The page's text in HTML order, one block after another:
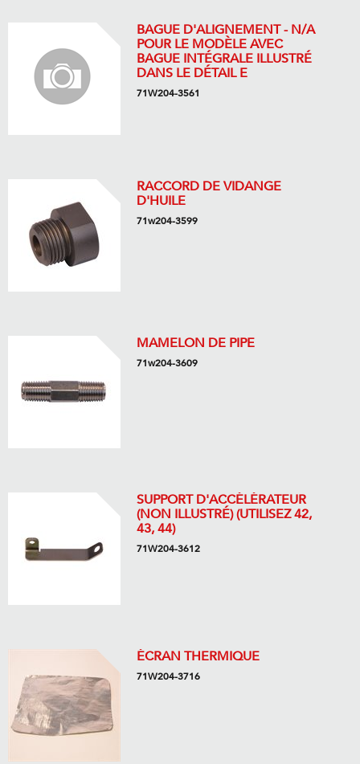
BAGUE D'ALIGNEMENT - N/A
POUR LE MODÈLE AVEC
BAGUE INTÉGRALE ILLUSTRÉ
DANS LE DÉTAIL E
71W204-3561
RACCORD DE VIDANGE
D'HUILE
71w204-3599
MAMELON DE PIPE
71w204-3609
SUPPORT D'ACCÉLÉRATEUR
(NON ILLUSTRÉ) (UTILISEZ 42,
43, 44)
71W204-3612
ÉCRAN THERMIQUE
71W204-3716